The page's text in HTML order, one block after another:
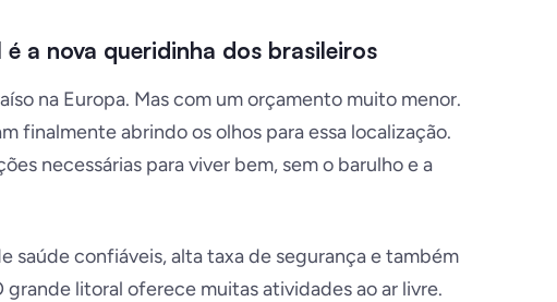
a nova queridinha dos brasileiros
na Europa. Mas com um orçamento muito menor.
finalmente abrindo os olhos para essa localização.
necessárias para viver bem, sem o barulho e a
saúde confiáveis, alta taxa de segurança e também
litoral oferece muitas atividades ao ar livre.